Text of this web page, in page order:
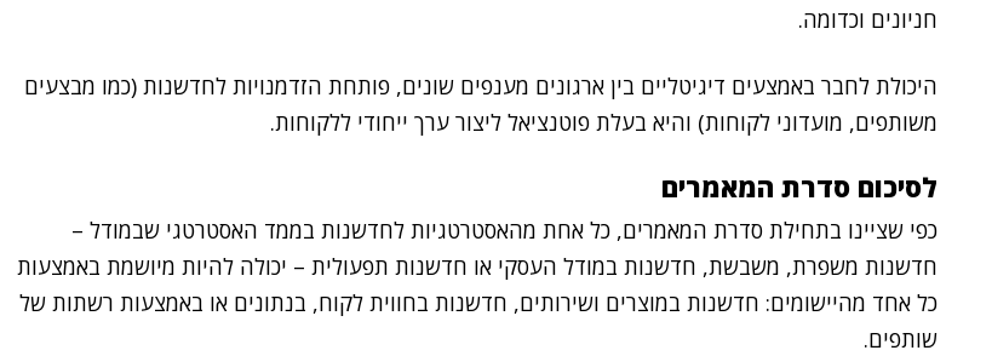
חניונים וכדומה.
היכולת לחבר באמצעים דיגיטליים בין ארגונים מענפים שונים, פותחת הזדמנויות לחדשנות (כמו מבצעים
משותפים, מועדוני לקוחות) והיא בעלת פוטנציאל ליצור ערך ייחודי ללקוחות.
לסיכום סדרת המאמרים
כפי שציינו בתחילת סדרת המאמרים, כל אחת מהאסטרטגיות לחדשנות בממד האסטרטגי שבמודל –
חדשנות משפרת, משבשת, חדשנות במודל העסקי או חדשנות תפעולית – יכולה להיות מיושמת באמצעות
כל אחד מהיישומים: חדשנות במוצרים ושירותים, חדשנות בחווית לקוח, בנתונים או באמצעות רשתות של
שותפים.